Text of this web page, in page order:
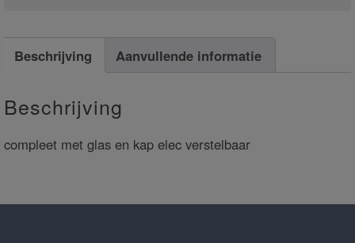
Beschrijving Aanvullende informatie
Beschrijving
compleet met glas en kap elec verstelbaar